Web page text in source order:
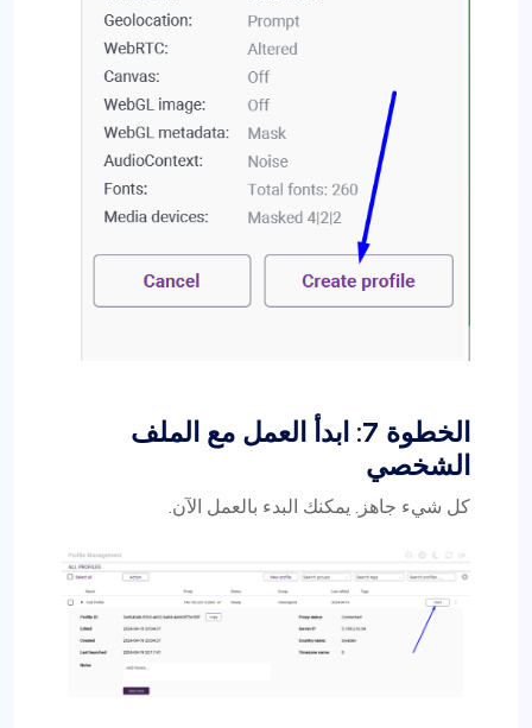
الخطوة 7: ابدأ العمل مع الملف
الشخصي
كل شيء جاهز. يمكنك البدء بالعمل الآن.